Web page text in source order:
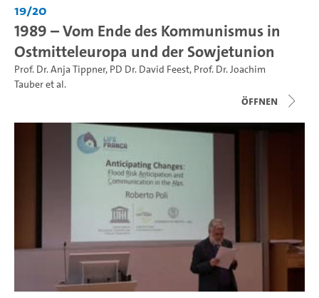
19/20
1989 – Vom Ende des Kommunismus in
Ostmitteleuropa und der Sowjetunion
Prof. Dr. Anja Tippner, PD Dr. David Feest, Prof. Dr. Joachim
Tauberet al.
Öffnen